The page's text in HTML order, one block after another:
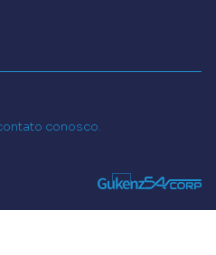
conosco.